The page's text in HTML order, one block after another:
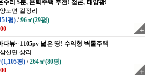
수리 5분, 은퇴주택 추천! 철콘, 태양광!
도면 길정리
평) /96㎡(29평)
다뷰~ 1105py 넓은 땅! 수익형 벽돌주택
산면 상리
평) /264㎡(80평)